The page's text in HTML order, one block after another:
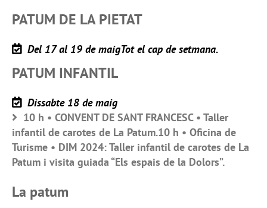
PATUM DE LA PIETAT
Del 17 al 19 de maigTot el cap de setmana.
PATUM INFANTIL
Dissabte 18 de maig
10 h • CONVENT DE SANT FRANCESC • Taller
infantil de carotes de La Patum.10 h • Oficina de
Turisme • DIM 2024: Taller infantil de carotes de La
Patum i visita guiada “Els espais de la Dolors”.
La patum